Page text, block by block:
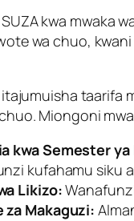
kwa mwaka
wa chuo,
taarifa
Miongoni
kwa Semester ya
kufahamu siku
Likizo:
za Makaguzi: